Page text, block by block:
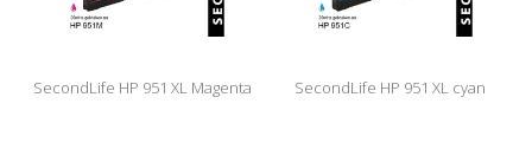
SecondLife HP 951 XL Magenta SecondLife HP 951 XL cyan